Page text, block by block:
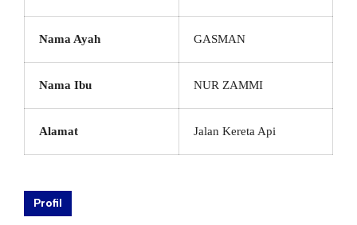
Nama Ayah GASMAN
Nama Ibu NUR ZAMMI
Alamat Jalan Kereta Api
Profil